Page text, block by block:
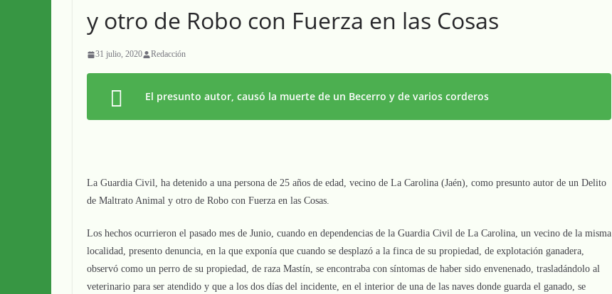
y otro de Robo con Fuerza en las Cosas
31 julio, 2020 Redacción
El presunto autor, causó la muerte de un Becerro y de varios corderos
La Guardia Civil, ha detenido a una persona de 25 años de edad, vecino de La Carolina (Jaén), como presunto autor de un Delito
de Maltrato Animal y otro de Robo con Fuerza en las Cosas.
Los hechos ocurrieron el pasado mes de Junio, cuando en dependencias de la Guardia Civil de La Carolina, un vecino de la misma
localidad, presento denuncia, en la que exponía que cuando se desplazó a la finca de su propiedad, de explotación ganadera,
observó como un perro de su propiedad, de raza Mastín, se encontraba con síntomas de haber sido envenenado, trasladándolo al
veterinario para ser atendido y que a los dos días del incidente, en el interior de una de las naves donde guarda el ganado, se